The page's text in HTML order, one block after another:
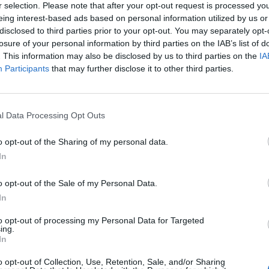
selection. Please note that after your opt-out request is processed
interest-based ads based on personal information utilized by us
to third parties prior to your opt-out. You may separately
of your personal information by third parties on the IAB’s list of
This information may also be disclosed by us to third parties on the
Participants that may further disclose it to other third parties.
Data Processing Opt Outs
opt-out of the Sharing of my personal data.
opt-out of the Sale of my Personal Data.
opt-out of processing my Personal Data for Targeted
opt-out of Collection, Use, Retention, Sale, and/or Sharing
Zapaľovacia sviečka
zliatiny niklu.